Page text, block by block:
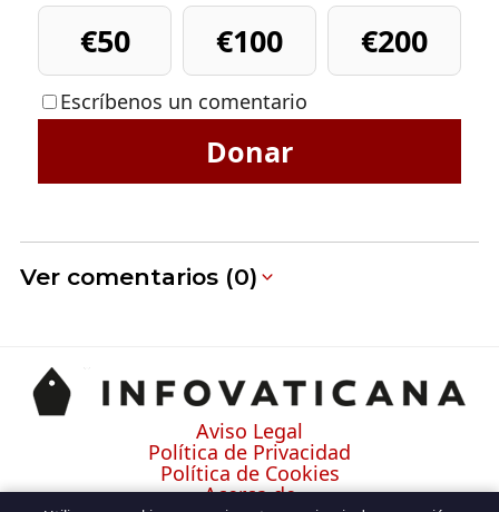
€50
€100 €200
Escríbenos un comentario
Donar
Ver comentarios (0)
Aviso Legal
Política de Privacidad
Política de Cookies
Acerca de